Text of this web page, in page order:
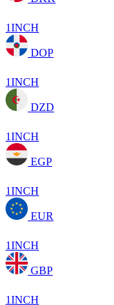
1INCH
DOP
1INCH
DZD
1INCH
EGP
1INCH
EUR
1INCH
GBP
1INCH